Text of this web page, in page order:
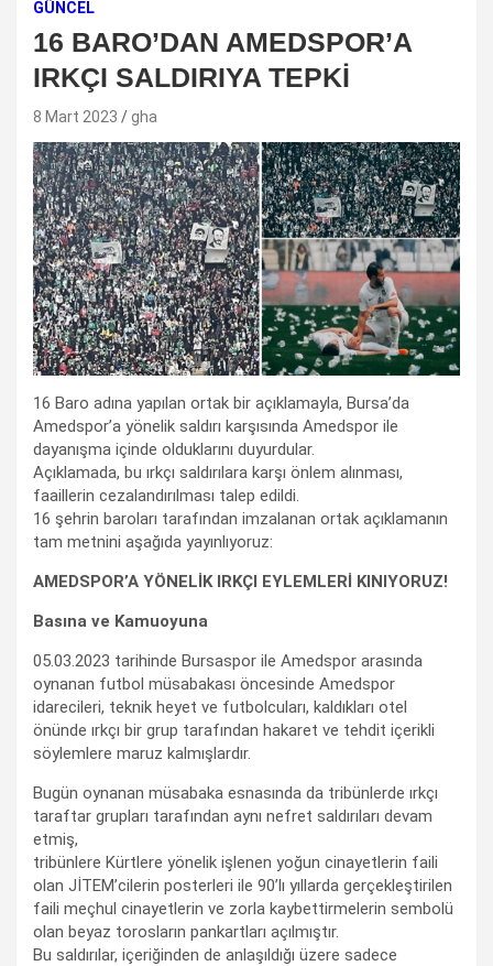
GÜNCEL
16 BARO’DAN AMEDSPOR’A
IRKÇI SALDIRIYA TEPKİ
8 Mart 2023 gha
16 Baro adına yapılan ortak bir açıklamayla, Bursa’da
Amedspor’a yönelik saldırı karşısında Amedspor ile
dayanışma içinde olduklarını duyurdular.
Açıklamada, bu ırkçı saldırılara karşı önlem alınması,
faaillerin cezalandırılması talep edildi.
16 şehrin baroları tarafından imzalanan ortak açıklamanın
tam metnini aşağıda yayınlıyoruz:
AMEDSPOR’A YÖNELİK IRKÇI EYLEMLERİ KINIYORUZ!
Basına ve Kamuoyuna
05.03.2023 tarihinde Bursaspor ile Amedspor arasında
oynanan futbol müsabakası öncesinde Amedspor
idarecileri, teknik heyet ve futbolcuları, kaldıkları otel
önünde ırkçı bir grup tarafından hakaret ve tehdit içerikli
söylemlere maruz kalmışlardır.
Bugün oynanan müsabaka esnasında da tribünlerde ırkçı
taraftar grupları tarafından aynı nefret saldırıları devam
etmiş,
tribünlere Kürtlere yönelik işlenen yoğun cinayetlerin faili
olan JİTEM’cilerin posterleri ile 90’lı yıllarda gerçekleştirilen
faili meçhul cinayetlerin ve zorla kaybettirmelerin sembolü
olan beyaz torosların pankartları açılmıştır.
Bu saldırılar, içeriğinden de anlaşıldığı üzere sadece